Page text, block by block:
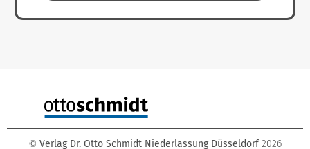
© Verlag Dr. Otto Schmidt Niederlassung Düsseldorf 2026